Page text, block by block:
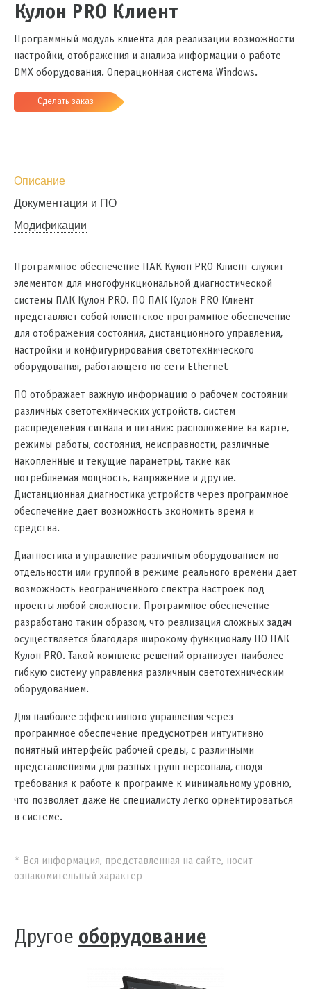
Кулон PRO Клиент
Программный модуль клиента для реализации возможности
настройки, отображения и анализа информации о работе
DMX оборудования. Операционная система Windows.
Сделать заказ
Описание
Документация и ПО
Модификации
Программное обеспечение ПАК Кулон PRO Клиент служит
элементом для многофункциональной диагностической
системы ПАК Кулон PRO. ПО ПАК Кулон PRO Клиент
представляет собой клиентское программное обеспечение
для отображения состояния, дистанционного управления,
настройки и конфигурирования светотехнического
оборудования, работающего по сети Ethernet.
ПО отображает важную информацию о рабочем состоянии
различных светотехнических устройств, систем
распределения сигнала и питания: расположение на карте,
режимы работы, состояния, неисправности, различные
накопленные и текущие параметры, такие как
потребляемая мощность, напряжение и другие.
Дистанционная диагностика устройств через программное
обеспечение дает возможность экономить время и
средства.
Диагностика и управление различным оборудованием по
отдельности или группой в режиме реального времени дает
возможность неограниченного спектра настроек под
проекты любой сложности. Программное обеспечение
разработано таким образом, что реализация сложных задач
осуществляется благодаря широкому функционалу ПО ПАК
Кулон PRO. Такой комплекс решений организует наиболее
гибкую систему управления различным светотехническим
оборудованием.
Для наиболее эффективного управления через
программное обеспечение предусмотрен интуитивно
понятный интерфейс рабочей среды, с различными
представлениями для разных групп персонала, сводя
требования к работе к программе к минимальному уровню,
что позволяет даже не специалисту легко ориентироваться
в системе.
* Вся информация, представленная на сайте, носит
ознакомительный характер
Другое оборудование